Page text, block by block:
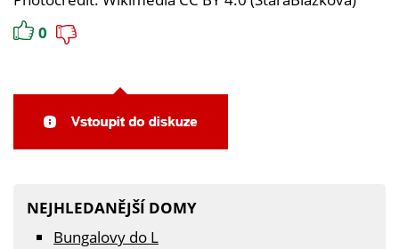
0
NEJHLEDANĚJŠÍ DOMY
Bungalovy do L